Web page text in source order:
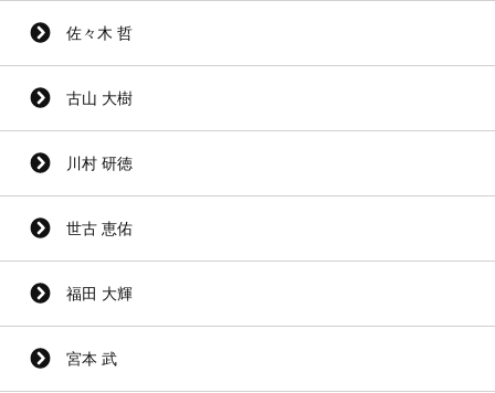
佐々木 哲
古山 大樹
川村 研徳
世古 恵佑
福田 大輝
宮本 武